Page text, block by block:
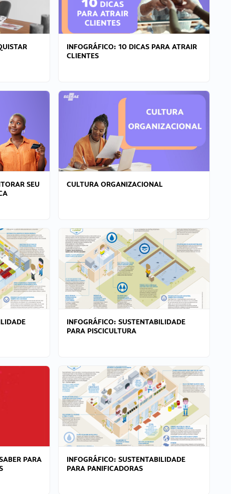
INFOGRÁFICO: 10 DICAS PARA ATRAIR
CLIENTES
SEU
CULTURA ORGANIZACIONAL
INFOGRÁFICO: SUSTENTABILIDADE
PARA PISCICULTURA
PARA
INFOGRÁFICO: SUSTENTABILIDADE
PARA PANIFICADORAS